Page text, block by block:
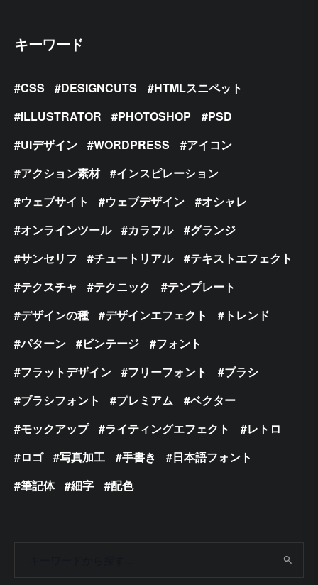
キーワード
CSS DESIGNCUTS
HTMLスニペット
ILLUSTRATOR
PHOTOSHOP
PSD
UIデザイン
WORDPRESS
アイコン
アクション素材
インスピレーション
ウェブサイト
ウェブデザイン
オシャレ
オンラインツール
カラフル
グランジ
サンセリフ
チュートリアル
テキストエフェクト
テクスチャ
テクニック
テンプレート
デザインの種
デザインエフェクト
トレンド
パターン
ビンテージ
フォント
フラットデザイン
フリーフォント
ブラシ
ブラシフォント
プレミアム
ベクター
モックアップ
ライティングエフェクト
レトロ
ロゴ
写真加工 手書き
日本語フォント
筆記体
細字 配色